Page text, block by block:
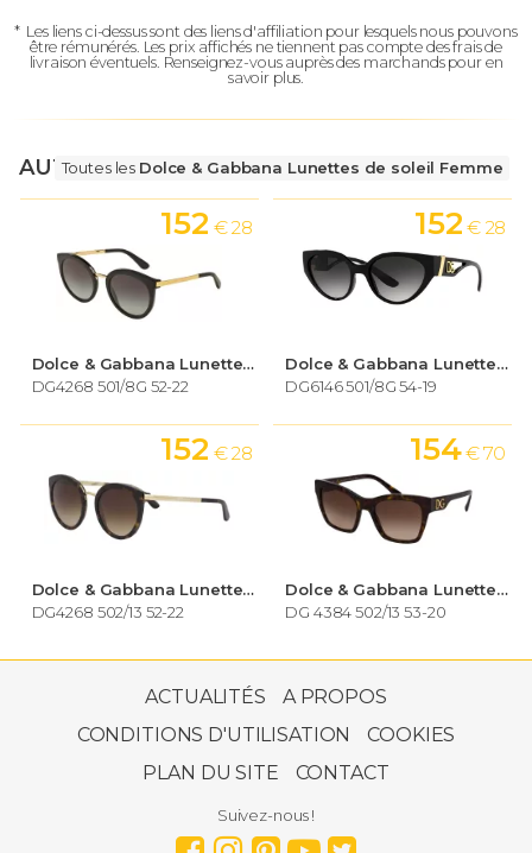
* Les liens ci-dessus sont des liens d'affiliation pour lesquels nous pouvons
être rémunérés. Les prix affichés ne tiennent pas compte des frais de
livraison éventuels. Renseignez-vous auprès des marchands pour en
savoir plus.
AUTRES LUNETTES
Toutes les Dolce & Gabbana Lunettes de soleil Femme
Dolce & Gabbana Lunettes de soleil Femme
DG4268 501/8G 52-22
152 € 28
Dolce & Gabbana Lunettes de soleil Femme
DG6146 501/8G 54-19
152 € 28
Dolce & Gabbana Lunettes de soleil Femme
DG4268 502/13 52-22
152 € 28
Dolce & Gabbana Lunettes de soleil Femme
DG 4384 502/13 53-20
154 € 70
DG4405 501/8G 53-20
ACTUALITÉS
A PROPOS
CONDITIONS D'UTILISATION
COOKIES
PLAN DU SITE
CONTACT
Suivez-nous !